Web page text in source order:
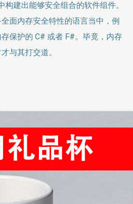
建出能够安全组合的软件组件。
面内存安全特性的语言当中，例
保护的 C# 或者 F#。毕竟，内存
与其打交道。